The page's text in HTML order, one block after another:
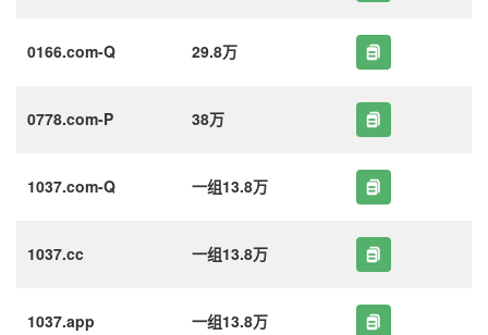
0166.com-Q 29.8万
0778.com-P 38万
1037.com-Q 一组13.8万
1037.cc 一组13.8万
1037.app 一组13.8万